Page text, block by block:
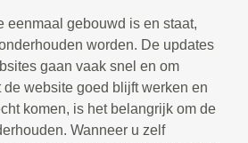
eenmaal gebouwd is en staat,
worden. De updates
gaan vaak snel en om
de website goed blijft werken en
komen, is het belangrijk om de
Wanneer u zelf